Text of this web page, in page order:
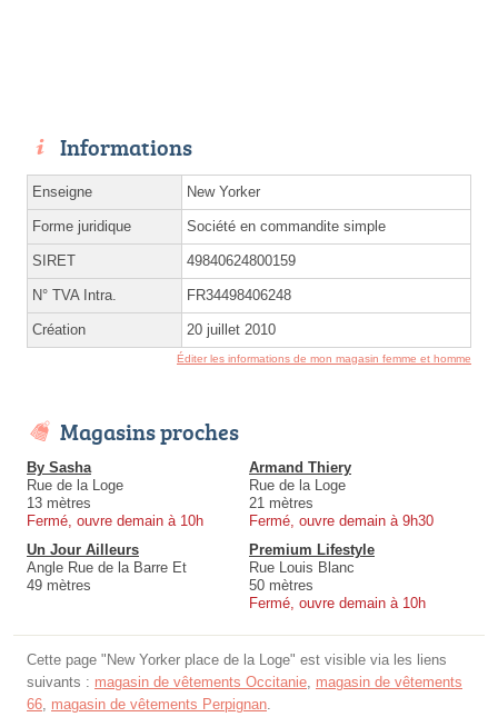
Informations
Enseigne New Yorker
Forme juridique Société en commandite simple
SIRET 49840624800159
N° TVA Intra. FR34498406248
Création 20 juillet 2010
Éditer les informations de mon magasin femme et homme
Magasins proches
By Sasha
Rue de la Loge
13 mètres
Fermé, ouvre demain à 10h
Armand Thiery
Rue de la Loge
21 mètres
Fermé, ouvre demain à 9h30
Un Jour Ailleurs
Angle Rue de la Barre Et
49 mètres
Premium Lifestyle
Rue Louis Blanc
50 mètres
Fermé, ouvre demain à 10h
Cette page "New Yorker place de la Loge" est visible via les liens
suivants : magasin de vêtements Occitanie magasin de vêtements
66 magasin de vêtements Perpignan